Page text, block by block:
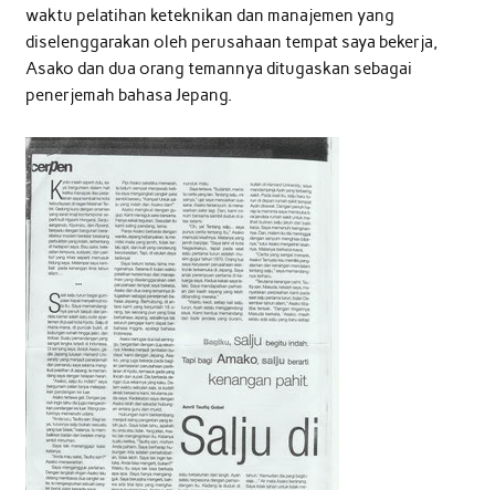
waktu pelatihan keteknikan dan manajemen yang
diselenggarakan oleh perusahaan tempat saya bekerja,
Asako dan dua orang temannya ditugaskan sebagai
penerjemah bahasa Jepang.